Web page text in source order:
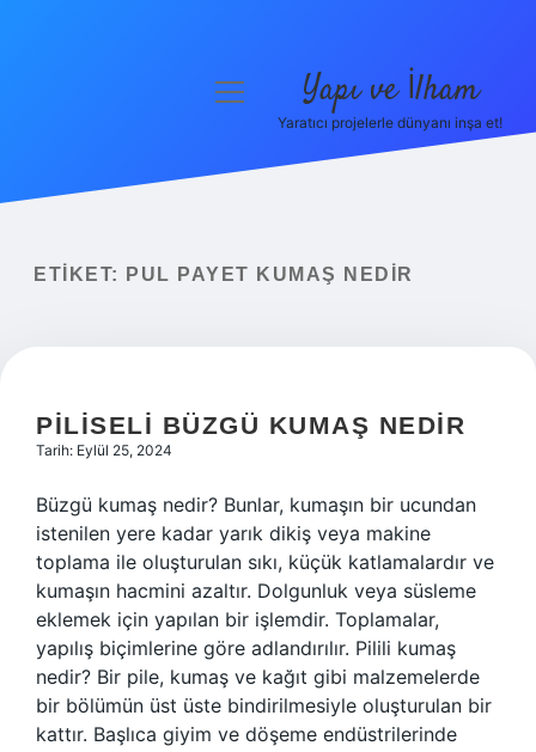
Yasal Uyarı
menüyü
Yapı ve İlham
Yaratıcı projelerle dünyanı inşa et!
ETIKET: PUL PAYET KUMAŞ NEDIR
PILISELI BÜZGÜ KUMAŞ NEDIR
Tarih: Eylül 25, 2024
Büzgü kumaş nedir? Bunlar, kumaşın bir ucundan
istenilen yere kadar yarık dikiş veya makine
toplama ile oluşturulan sıkı, küçük katlamalardır ve
kumaşın hacmini azaltır. Dolgunluk veya süsleme
eklemek için yapılan bir işlemdir. Toplamalar,
yapılış biçimlerine göre adlandırılır. Pilili kumaş
nedir? Bir pile, kumaş ve kağıt gibi malzemelerde
bir bölümün üst üste bindirilmesiyle oluşturulan bir
kattır. Başlıca giyim ve döşeme endüstrilerinde